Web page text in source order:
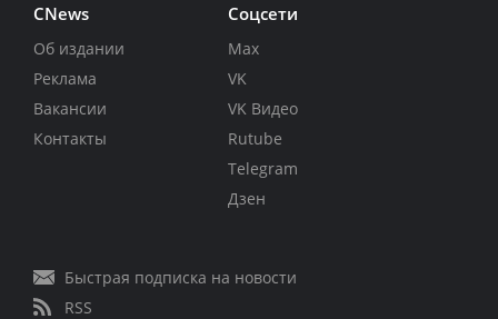
CNews
Об издании
Реклама
Вакансии
Контакты
Соцсети
Max
VK
VK Видео
Rutube
Telegram
Дзен
Быстрая подписка на новости
RSS